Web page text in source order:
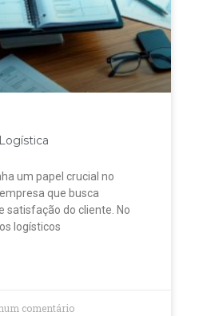
um papel crucial no
que busca
satisfação do cliente. No
logísticos
comentário